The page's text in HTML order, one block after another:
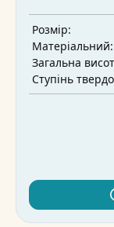
Розмір:
Матеріальний:
Загальна
Ступінь